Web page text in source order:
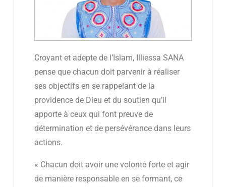
Croyant et adepte de l’Islam, Illiessa SANA
pense que chacun doit parvenir à réaliser
ses objectifs en se rappelant de la
providence de Dieu et du soutien qu’il
apporte à ceux qui font preuve de
détermination et de persévérance dans leurs
actions.
« Chacun doit avoir une volonté forte et agir
de manière responsable en se formant, ce